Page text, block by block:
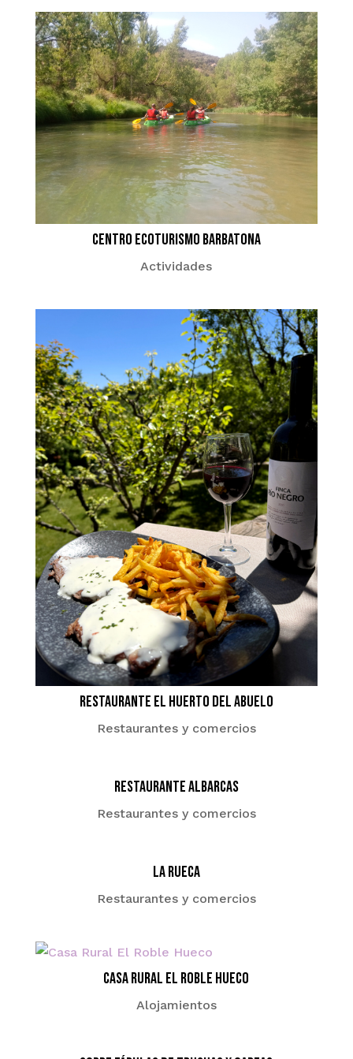
Centro Ecoturismo Barbatona
Actividades
Restaurante El Huerto del Abuelo
Restaurantes y comercios
Restaurante Albarcas
Restaurantes y comercios
La Rueca
Restaurantes y comercios
Casa Rural El Roble Hueco
Alojamientos